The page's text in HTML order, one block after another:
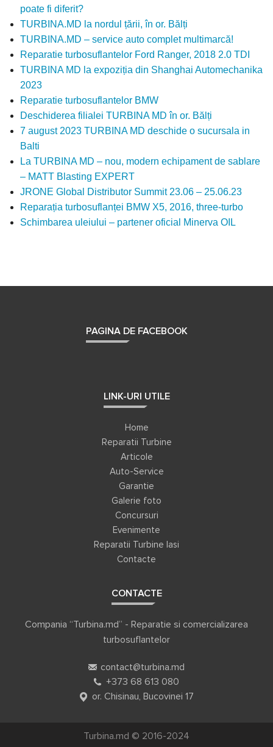
poate fi diferit?
TURBINA.MD la nordul țării, în or. Bălți
TURBINA.MD – service auto complet multimarcă!
Reparatie turbosuflantelor Ford Ranger, 2018 2.0 TDI
TURBINA MD la expoziția din Shanghai Automechanika
2023
Reparatie turbosuflantelor BMW
Deschiderea filialei TURBINA MD în or. Bălți
7 august 2023 TURBINA MD deschide o sucursala in
Balti
La TURBINA MD – nou, modern echipament de sablare
– MATT Blasting EXPERT
JRONE Global Distributor Summit 23.06 – 25.06.23
Reparația turbosuflanței BMW X5, 2016, three-turbo
Schimbarea uleiului – partener oficial Minerva OIL
PAGINA DE FACEBOOK
LINK-URI UTILE
Home
Reparatii Turbine
Articole
Auto-Service
Garantie
Galerie foto
Concursuri
Evenimente
Reparatii Turbine Iasi
Contacte
CONTACTE
Compania “Turbina.md” - Reparatie si comercializarea
turbosuflantelor
contact@turbina.md
+373 68 613 080
or. Chisinau, Bucovinei 17
Turbina.md © 2016-2024